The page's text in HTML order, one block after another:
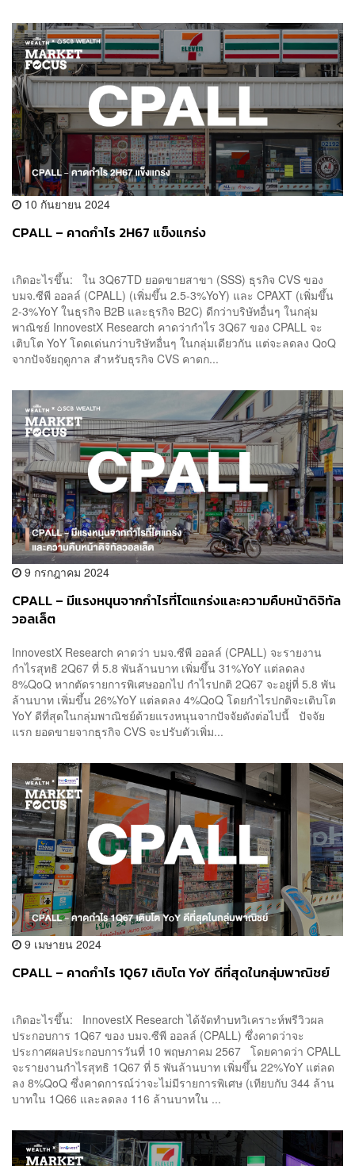
10 กันยายน 2024
CPALL – คาดกำไร 2H67 แข็งแกร่ง
เกิดอะไรขึ้น: ใน 3Q67TD ยอดขายสาขา (SSS) ธุรกิจ CVS ของ
บมจ.ซีพี ออลล์ (CPALL) (เพิ่มขึ้น 2.5-3%YoY) และ CPAXT (เพิ่มขึ้น
2-3%YoY ในธุรกิจ B2B และธุรกิจ B2C) ดีกว่าบริษัทอื่นๆ ในกลุ่ม
พาณิชย์ InnovestX Research คาดว่ากำไร 3Q67 ของ CPALL จะ
เติบโต YoY โดดเด่นกว่าบริษัทอื่นๆ ในกลุ่มเดียวกัน แต่จะลดลง QoQ
จากปัจจัยฤดูกาล สำหรับธุรกิจ CVS คาดก...
9 กรกฎาคม 2024
CPALL – มีแรงหนุนจากกำไรที่โตแกร่งและความคืบหน้าดิจิทัล
วอลเล็ต
InnovestX Research คาดว่า บมจ.ซีพี ออลล์ (CPALL) จะรายงาน
กำไรสุทธิ 2Q67 ที่ 5.8 พันล้านบาท เพิ่มขึ้น 31%YoY แต่ลดลง
8%QoQ หากตัดรายการพิเศษออกไป กำไรปกติ 2Q67 จะอยู่ที่ 5.8 พัน
ล้านบาท เพิ่มขึ้น 26%YoY แต่ลดลง 4%QoQ โดยกำไรปกติจะเติบโต
YoY ดีที่สุดในกลุ่มพาณิชย์ด้วยแรงหนุนจากปัจจัยดังต่อไปนี้ ปัจจัย
แรก ยอดขายจากธุรกิจ CVS จะปรับตัวเพิ่ม...
9 เมษายน 2024
CPALL – คาดกำไร 1Q67 เติบโต YoY ดีที่สุดในกลุ่มพาณิชย์
เกิดอะไรขึ้น: InnovestX Research ได้จัดทำบทวิเคราะห์พรีวิวผล
ประกอบการ 1Q67 ของ บมจ.ซีพี ออลล์ (CPALL) ซึ่งคาดว่าจะ
ประกาศผลประกอบการวันที่ 10 พฤษภาคม 2567 โดยคาดว่า CPALL
จะรายงานกำไรสุทธิ 1Q67 ที่ 5 พันล้านบาท เพิ่มขึ้น 22%YoY แต่ลด
ลง 8%QoQ ซึ่งคาดการณ์ว่าจะไม่มีรายการพิเศษ (เทียบกับ 344 ล้าน
บาทใน 1Q66 และลดลง 116 ล้านบาทใน ...